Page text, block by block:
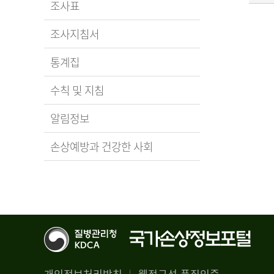
조사표
조사지침서
통계집
수칙 및 지침
알림정보
손상예방과 건강한 사회